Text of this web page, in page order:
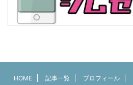
HOME 記事一覧 プロフィール